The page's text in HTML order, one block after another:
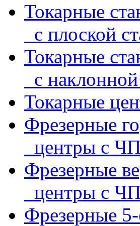
Токарные
с плоской
Токарные
с
Токарные
Фрезерные
центры с
Фрезерные
центры с
Фрезерные